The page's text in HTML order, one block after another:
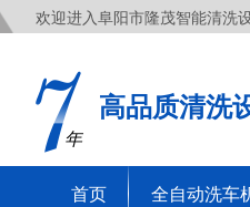
欢迎进入阜阳市隆茂智能清洗
年
高品质清洗
首页 全自动洗车